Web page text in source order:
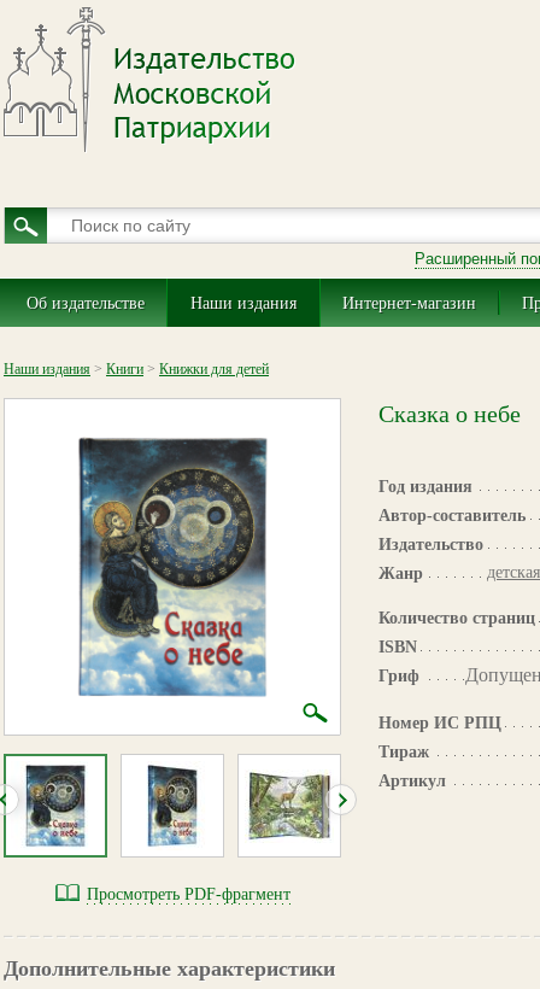
Расширенный
Об издательстве Наши издания Интернет-магазин
Наши издания > Книги > Книжки для детей
Просмотреть PDF-фрагмент
Сказка о небе
Год издания
Автор-составитель
Издательство
Жанр
Количество страниц
ISBN
Гриф
Номер ИС РПЦ
Тираж
Артикул
Дополнительные характеристики